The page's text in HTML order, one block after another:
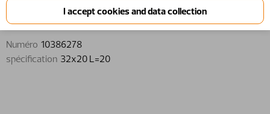
Entretoise
Numéro 10386278
spécification 32x20 L=20